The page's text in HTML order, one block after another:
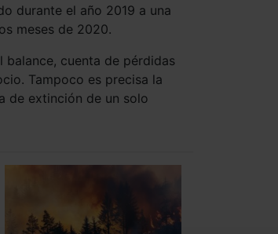
durante el año 2019 a una
meses de 2020.
cuenta de pérdidas
Tampoco es precisa la
de extinción de un solo